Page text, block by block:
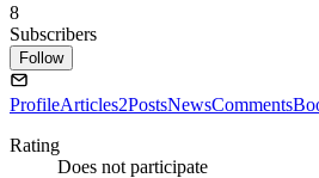
8
Subscribers
Follow
ProfileArticles2PostsNewsComments
Rating
Does not participate